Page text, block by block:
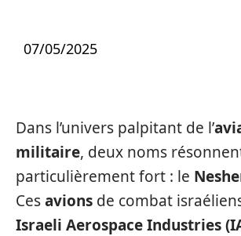
07/05/2025
Dans l’univers palpitant de l’
militaire, deux noms
particulièrement fort : le
Cesavions de combat
Israeli Aerospace Industries